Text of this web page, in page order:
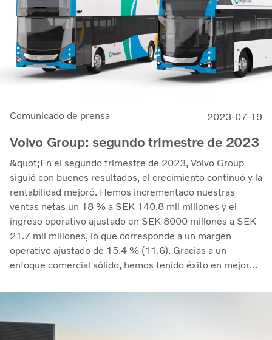
Comunicado de prensa 2023-07-19
Volvo Group: segundo trimestre de 2023
&quot;En el segundo trimestre de 2023, Volvo Group
siguió con buenos resultados, el crecimiento continuó y la
rentabilidad mejoró. Hemos incrementado nuestras
ventas netas un 18 % a SEK 140.8 mil millones y el
ingreso operativo ajustado en SEK 8000 millones a SEK
21.7 mil millones, lo que corresponde a un margen
operativo ajustado de 15.4 % (11.6). Gracias a un
enfoque comercial sólido, hemos tenido éxito en mejorar
inflación y los aumentos de los problemas en la cadena de
y director ejecutivo.